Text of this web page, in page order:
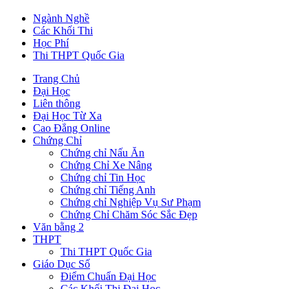
Ngành Nghề
Các Khối Thi
Học Phí
Thi THPT Quốc Gia
Trang Chủ
Đại Học
Liên thông
Đại Học Từ Xa
Cao Đẳng Online
Chứng Chỉ
Chứng chỉ Nấu Ăn
Chứng Chỉ Xe Nâng
Chứng chỉ Tin Học
Chứng chỉ Tiếng Anh
Chứng chỉ Nghiệp Vụ Sư Phạm
Chứng Chỉ Chăm Sóc Sắc Đẹp
Văn bằng 2
THPT
Thi THPT Quốc Gia
Giáo Dục Số
Điểm Chuẩn Đại Học